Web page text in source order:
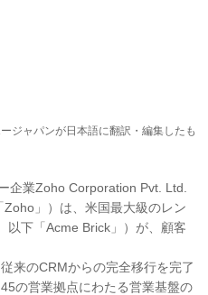
ジャパンが日本語に翻訳・編集したも
企業Zoho Corporation Pvt. Ltd.
」）は、米国最大級のレン
以下「Acme Brick」）が、顧客
来のCRMからの完全移行を完了
の営業拠点にわたる営業基盤の